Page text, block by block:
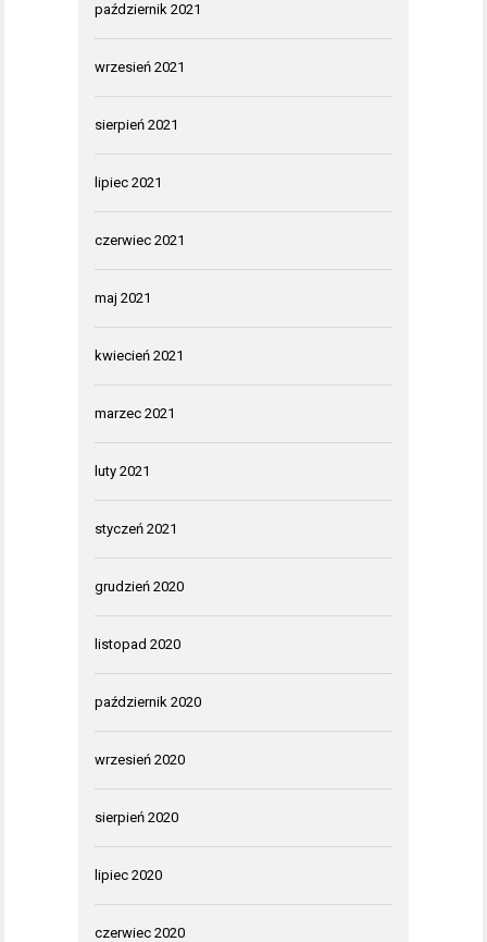
październik 2021
wrzesień 2021
sierpień 2021
lipiec 2021
czerwiec 2021
maj 2021
kwiecień 2021
marzec 2021
luty 2021
styczeń 2021
grudzień 2020
listopad 2020
październik 2020
wrzesień 2020
sierpień 2020
lipiec 2020
czerwiec 2020